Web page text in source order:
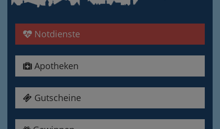
Notdienste
Apotheken
Gutscheine